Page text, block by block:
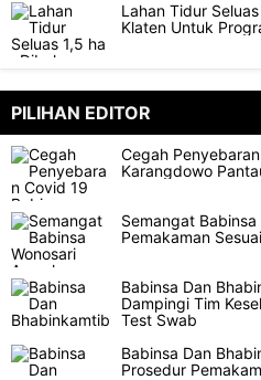
Lahan Tidur
Klaten Untuk
PILIHAN EDITOR
Cegah
Karangdowo
Semangat
Pemakaman
Babinsa Dan
Dampingi Tim
Test Swab
Babinsa Dan
Prosedur